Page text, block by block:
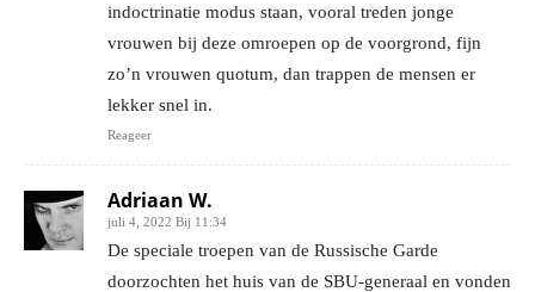
indoctrinatie modus staan, vooral treden jonge
vrouwen bij deze omroepen op de voorgrond, fijn
zo’n vrouwen quotum, dan trappen de mensen er
lekker snel in.
Reageer
Adriaan W.
juli 4, 2022 Bij 11:34
De speciale troepen van de Russische Garde
doorzochten het huis van de SBU-generaal en vonden